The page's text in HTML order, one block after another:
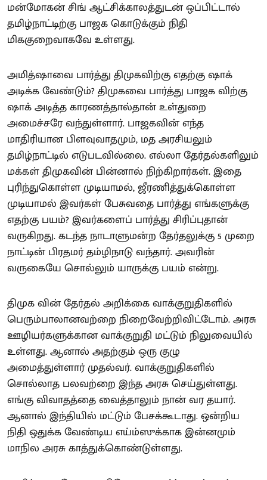
மன்மோகன் சிங் ஆட்சிக்காலத்துடன் ஒப்பிட்டால்
தமிழ்நாட்டிற்கு பாஜக கொடுக்கும் நிதி
மிககுறைவாகவே உள்ளது.
அமித்ஷாவை பார்த்து திமுகவிற்கு எதற்கு ஷாக்
அடிக்க வேண்டும்? திமுகவை பார்த்து பாஜக விற்கு
ஷாக் அடித்த காரணத்தால்தான் உள்துறை
அமைச்சரே வந்துள்ளார். பாஜகவின் எந்த
மாதிரியான பிளவுவாதமும், மத அரசியலும்
தமிழ்நாட்டில் எடுபடவில்லை. எல்லா தேர்தல்களிலும்
மக்கள் திமுகவின் பின்னால் நிற்கிறார்கள். இதை
புரிந்துகொள்ள முடியாமல், ஜீரணித்துக்கொள்ள
முடியாமல் இவர்கள் பேசுவதை பார்த்து எங்களுக்கு
எதற்கு பயம்? இவர்களைப் பார்த்து சிரிப்புதான்
வருகிறது. கடந்த நாடாளுமன்ற தேர்தலுக்கு 5 முறை
நாட்டின் பிரதமர் தம்ழிநாடு வந்தார். அவரின்
வருகையே சொல்லும் யாருக்கு பயம் என்று.
திமுக வின் தேர்தல் அறிக்கை வாக்குறுதிகளில்
பெரும்பாலானவற்றை நிறைவேற்றிவிட்டோம். அரசு
ஊழியர்களுக்கான வாக்குறுதி மட்டும் நிலுவையில்
உள்ளது. ஆனால் அதற்கும் ஒரு குழு
அமைத்துள்ளார் முதல்வர். வாக்குறுதிகளில்
சொல்லாத பலவற்றை இந்த அரசு செய்துள்ளது.
எங்கு விவாதத்தை வைத்தாலும் நான் வர தயார்.
ஆனால் இந்தியில் மட்டும் பேசக்கூடாது. ஒன்றிய
நிதி ஒதுக்க வேண்டிய எய்ம்ஸுக்காக இன்னமும்
மாநில அரசு காத்துக்கொண்டுள்ளது.